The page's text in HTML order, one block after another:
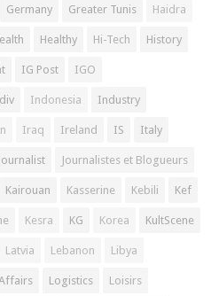
Germany Greater Tunis Haidra
Healthy Hi-Tech History
IG Post IGO
Indonesia Industry
Iraq Ireland IS Italy
Journalist Journalistes et Blogueurs
Kairouan Kasserine Kebili Kef
Kesra KG Korea KultScene
Latvia Lebanon Libya
Logistics Loisirs